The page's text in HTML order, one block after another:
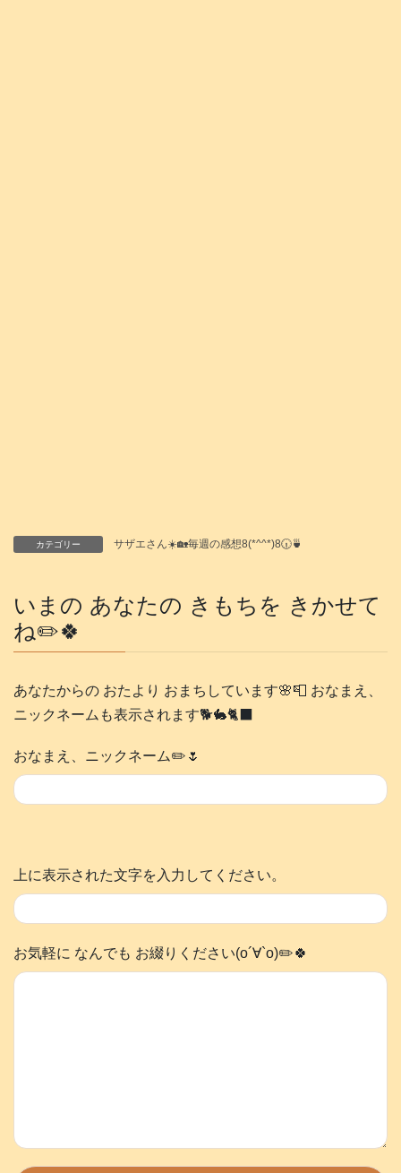
カテゴリー サザエさん☀️🏡毎週の感想8(*^^*)8🕡️🍵
いまの あなたの きもちを きかせて
ね✏️🍀
あなたからの おたより おまちしています🌸📮 おなまえ、
ニックネームも表示されます🐕️🐇🐈‍⬛
おなまえ、ニックネーム✏️🌷
上に表示された文字を入力してください。
お気軽に なんでも お綴りください(о´∀`о)✏️🍀